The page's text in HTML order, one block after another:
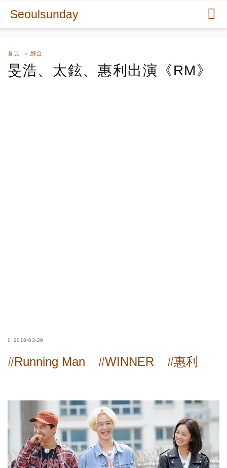
Seoulsunday
首頁 綜合
旻浩、太鉉、惠利出演《RM》
2016-03-29
#Running Man #WINNER #惠利